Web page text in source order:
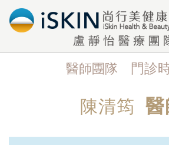
醫師團隊 門診
陳清筠 醫